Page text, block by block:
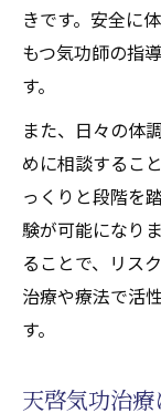
きです。安全に
もつ気功師の指
す。
また、日々の体
めに相談するこ
っくりと段階を
験が可能になり
ることで、リス
治療や療法で活
す。
天啓気功治